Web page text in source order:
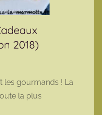
2018)
les gourmands ! La
la plus